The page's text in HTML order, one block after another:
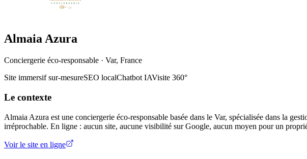
Almaia Azura
Conciergerie éco-responsable · Var, France
Site immersif sur-mesureSEO localChatbot IAVisite 360°
Le contexte
Almaia Azura est une conciergerie éco-responsable basée dans le Var, spécialisée dans la
irréprochable. En ligne : aucun site, aucune visibilité sur Google, aucun moyen pour un
Voir le site en ligne